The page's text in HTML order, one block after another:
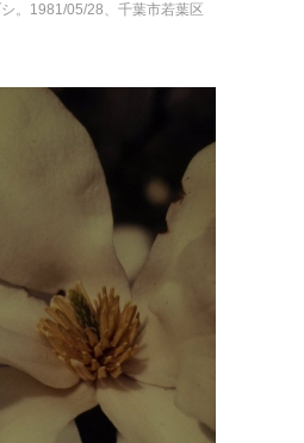
。1981/05/28、千葉市若葉区